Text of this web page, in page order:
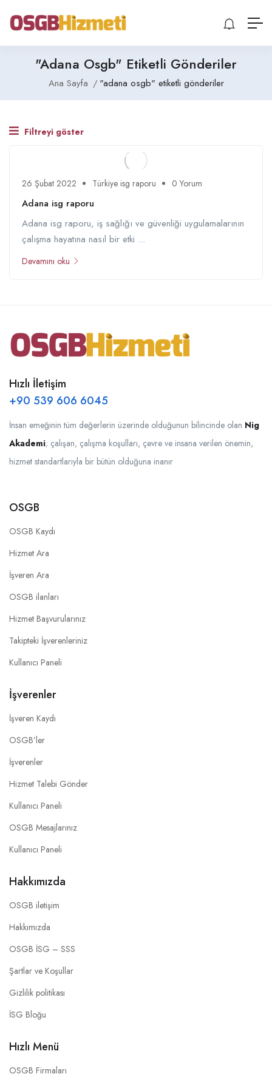
"adana Osgb" Etiketli Gönderiler
Ana Sayfa "adana osgb" etiketli gönderiler
Filtreyi göster
26 Şubat 2022 Türkiye isg raporu 0 Yorum
Adana isg raporu
Adana isg raporu, iş sağlığı ve güvenliği uygulamalarının
çalışma hayatına nasıl bir etki ...
Devamını oku
Hızlı İletişim
+90 539 606 6045
İnsan emeğinin tüm değerlerin üzerinde olduğunun bilincinde olan Nig
Akademi; çalışan, çalışma koşulları, çevre ve insana verilen önemin,
hizmet standartlarıyla bir bütün olduğuna inanır
OSGB
OSGB Kaydı
Hizmet Ara
İşveren Ara
OSGB ilanları
Hizmet Başvurularınız
Takipteki İşverenleriniz
Kullanıcı Paneli
İşverenler
İşveren Kaydı
OSGB’ler
İşverenler
Hizmet Talebi Gönder
Kullanıcı Paneli
OSGB Mesajlarınız
Kullanıcı Paneli
Hakkımızda
OSGB iletişim
Hakkımızda
OSGB İSG – SSS
Şartlar ve Koşullar
Gizlilik politikası
İSG Bloğu
Hızlı Menü
OSGB Firmaları